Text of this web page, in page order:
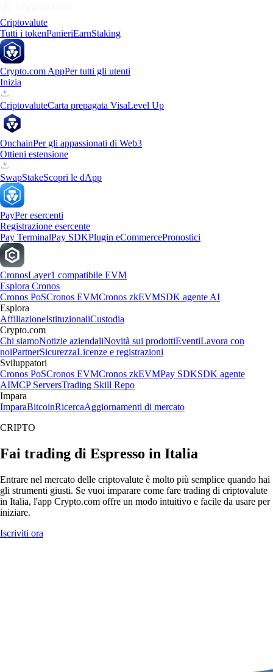
Criptovalute
Tutti i tokenPanieriEarnStaking
Crypto.com AppPer tutti gli utenti
Inizia
CriptovaluteCarta prepagata VisaLevel Up
OnchainPer gli appassionati di Web3
Ottieni estensione
SwapStakeScopri le dApp
PayPer esercenti
Registrazione esercente
Pay TerminalPay SDKPlugin eCommercePronostici
CronosLayer1 compatibile EVM
Esplora Cronos
Cronos PoSCronos EVMCronos zkEVMSDK agente AI
Esplora
AffiliazioneIstituzionaliCustodia
Crypto.com
Chi siamoNotizie aziendaliNovità sui prodottiEventiLavora con
noiPartnerSicurezzaLicenze e registrazioni
Sviluppatori
Cronos PoSCronos EVMCronos zkEVMPay SDKSDK agente
AIMCP ServersTrading Skill Repo
Impara
ImparaBitcoinRicercaAggiornamenti di mercato
CRIPTO
Fai trading di Espresso in Italia
Entrare nel mercato delle criptovalute è molto più semplice quando hai
gli strumenti giusti. Se vuoi imparare come fare trading di criptovalute
in Italia, l'app Crypto.com offre un modo intuitivo e facile da usare per
iniziare.
Iscriviti ora